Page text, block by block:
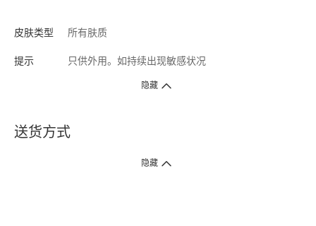
皮肤类型 所有肤质
提示 只供外用。如持续出现敏感状况
隐藏
送货方式
1. 送货到府（受卫生署条例规管产品除外 ）
隐藏